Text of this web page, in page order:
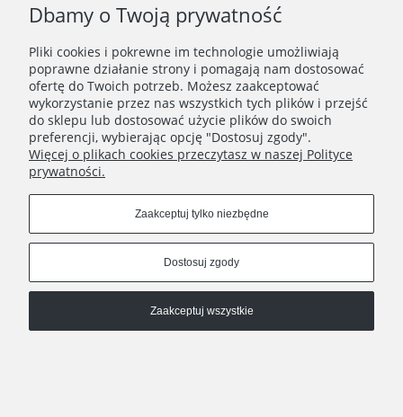
Zapisując się do Newslettera wyrażasz zgodę na
przetwarzanie Twoich danych osobowych zgodnie z
Polityką prywatności oraz otrzymywanie drogą
elektroniczną informacji handlowej zgodnie z
Regulaminem Newslettera.
Dbamy o Twoją prywatność
Pliki cookies i pokrewne im technologie umożliwiają
poprawne działanie strony i pomagają nam dostosować
ofertę do Twoich potrzeb. Możesz zaakceptować
wykorzystanie przez nas wszystkich tych plików i przejść
do sklepu lub dostosować użycie plików do swoich
preferencji, wybierając opcję "Dostosuj zgody".
Więcej o plikach cookies przeczytasz w naszej Polityce
prywatności.
Zaakceptuj tylko niezbędne
Dostosuj zgody
Zaakceptuj wszystkie